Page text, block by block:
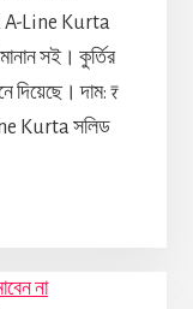
A-Line Kurta
সই। কুর্তির
দাম: ₹
Kurta সলিড